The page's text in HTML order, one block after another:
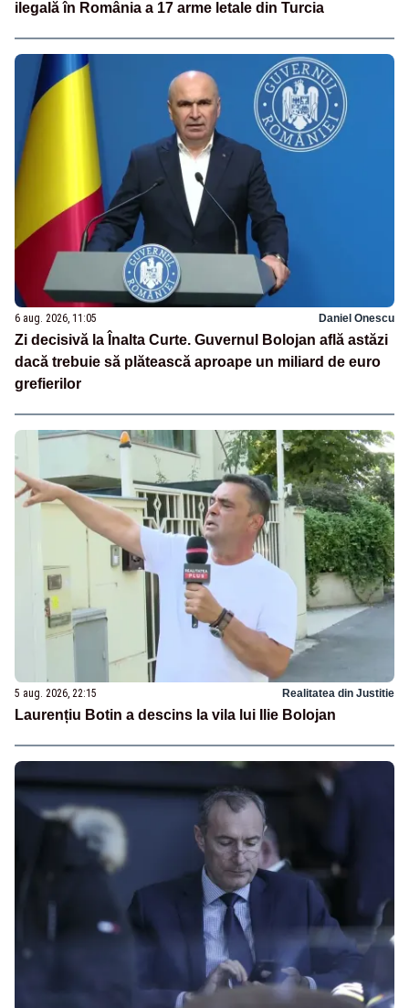
ilegală în România a 17 arme letale din Turcia
6 aug. 2026, 11:05 Daniel Onescu
Zi decisivă la Înalta Curte. Guvernul Bolojan află astăzi
dacă trebuie să plătească aproape un miliard de euro
grefierilor
5 aug. 2026, 22:15 Realitatea din Justitie
Laurențiu Botin a descins la vila lui Ilie Bolojan